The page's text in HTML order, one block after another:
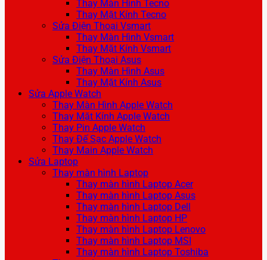
Thay Màn Hình Tecno
Thay Mặt Kính Tecno
Sửa Điện Thoại Vsmart
Thay Màn Hình Vsmart
Thay Mặt Kính Vsmart
Sửa Điện Thoại Asus
Thay Màn Hình Asus
Thay Mặt Kính Asus
Sửa Apple Watch
Thay Màn Hình Apple Watch
Thay Mặt Kính Apple Watch
Thay Pin Apple Watch
Thay Đế Sạc Apple Watch
Thay Main Apple Watch
Sửa Laptop
Thay màn hình Laptop
Thay màn hình Laptop Acer
Thay màn hình Laptop Asus
Thay màn hình Laptop Dell
Thay màn hình Laptop HP
Thay màn hình Laptop Lenovo
Thay màn hình Laptop MSI
Thay màn hình Laptop Toshiba